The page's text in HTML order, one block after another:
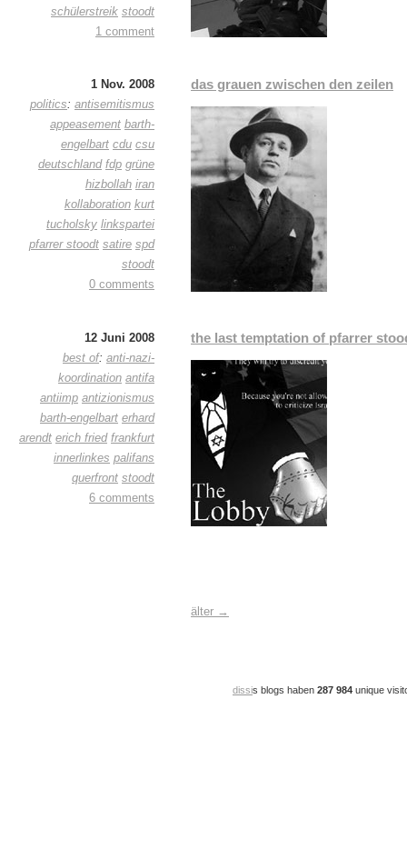
schülerstreik stoodt
1 comment
1 Nov. 2008
politics: antisemitismus
appeasement barth-
engelbart cdu csu
deutschland fdp grüne
hizbollah iran
kollaboration kurt
tucholsky linkspartei
pfarrer stoodt satire spd
stoodt
0 comments
das grauen zwischen den zeilen
12 Juni 2008
best of: anti-nazi-
koordination antifa
antiimp antizionismus
barth-engelbart erhard
arendt erich fried frankfurt
innerlinkes palifans
querfront stoodt
6 comments
the last temptation of pfarrer
älter →
dissis blogs haben 287 984 unique